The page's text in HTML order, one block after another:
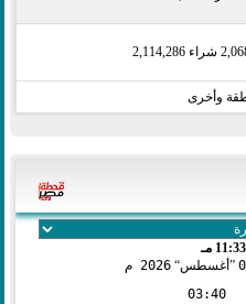
وأخرى
11:33 مـ
أغسطس 2026 م
03:40